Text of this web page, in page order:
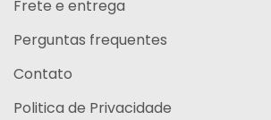
Frete e entrega
Perguntas frequentes
Contato
Politica de Privacidade